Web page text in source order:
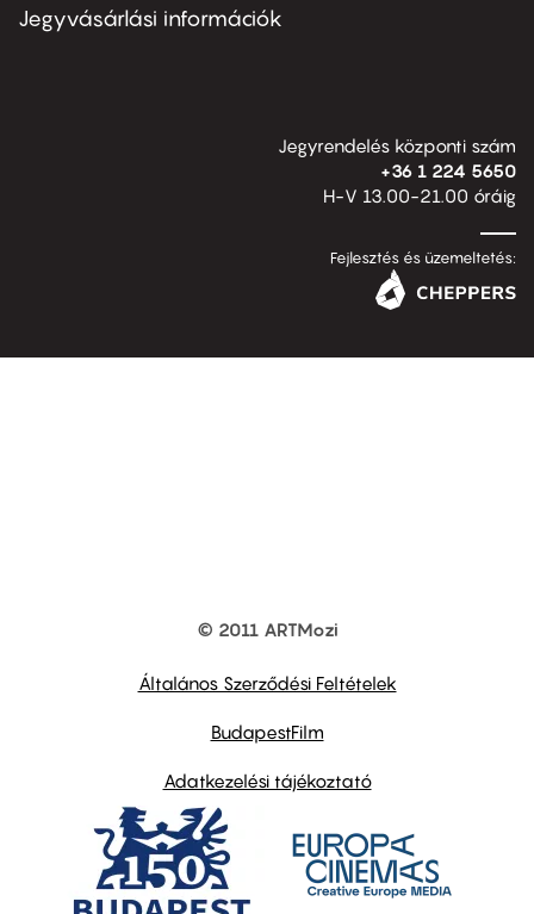
second
Jegyvásárlási információk
Jegyrendelés központi szám
+36 1 224 5650
H-V 13.00-21.00 óráig
Fejlesztés és üzemeltetés:
© 2011 ARTMozi
Általános Szerződési Feltételek
BudapestFilm
Adatkezelési tájékoztató